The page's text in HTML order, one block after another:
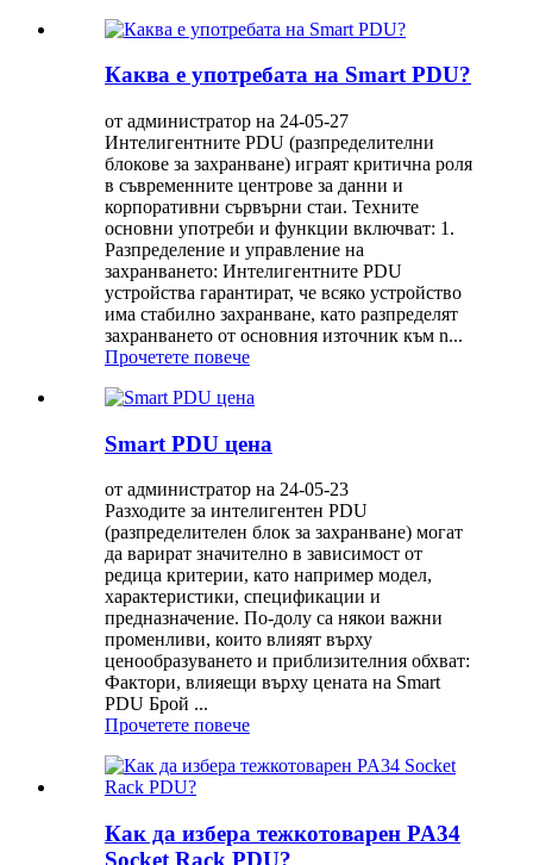
Каква е употребата на Smart PDU?
от администратор на 24-05-27
Интелигентните PDU (разпределителни
блокове за захранване) играят критична роля
в съвременните центрове за данни и
корпоративни сървърни стаи. Техните
основни употреби и функции включват: 1.
Разпределение и управление на
захранването: Интелигентните PDU
устройства гарантират, че всяко устройство
има стабилно захранване, като разпределят
захранването от основния източник към n...
Прочетете повече
Smart PDU цена
от администратор на 24-05-23
Разходите за интелигентен PDU
(разпределителен блок за захранване) могат
да варират значително в зависимост от
редица критерии, като например модел,
характеристики, спецификации и
предназначение. По-долу са някои важни
променливи, които влияят върху
ценообразуването и приблизителния обхват:
Фактори, влияещи върху цената на Smart
PDU Брой ...
Прочетете повече
Как да избера тежкотоварен PA34
Socket Rack PDU?